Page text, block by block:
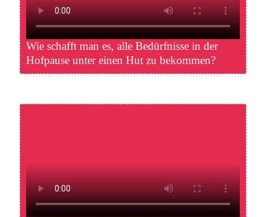
Wie schafft man es, alle Bedürf­nis­se in der
Hof­pau­se unter einen Hut zu bekommen?